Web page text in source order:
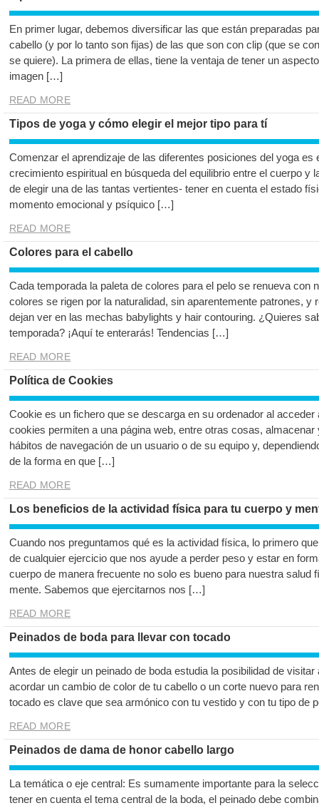
En primer lugar, debemos diversificar las que están preparadas
cabello (y por lo tanto son fijas) de las que son con clip (que se
se quiere). La primera de ellas, tiene la ventaja de tener un
imagen […]
READ MORE
Tipos de yoga y cómo elegir el mejor tipo para tí
Comenzar el aprendizaje de las diferentes posiciones del yoga es
crecimiento espiritual en búsqueda del equilibrio entre el cuerpo y
de elegir una de las tantas vertientes- tener en cuenta el estado
momento emocional y psíquico […]
READ MORE
Colores para el cabello
Cada temporada la paleta de colores para el pelo se renueva con
colores se rigen por la naturalidad, sin aparentemente patrones, y
dejan ver en las mechas babylights y hair contouring. ¿Quieres
temporada? ¡Aquí te enterarás! Tendencias […]
READ MORE
Política de Cookies
Cookie es un fichero que se descarga en su ordenador al
cookies permiten a una página web, entre otras cosas,
hábitos de navegación de un usuario o de su equipo y,
de la forma en que […]
READ MORE
Los beneficios de la actividad física para tu cuerpo y
Cuando nos preguntamos qué es la actividad física, lo primero
de cualquier ejercicio que nos ayude a perder peso y estar en
cuerpo de manera frecuente no solo es bueno para nuestra salud
mente. Sabemos que ejercitarnos nos […]
READ MORE
Peinados de boda para llevar con tocado
Antes de elegir un peinado de boda estudia la posibilidad de
acordar un cambio de color de tu cabello o un corte nuevo para
tocado es clave que sea armónico con tu vestido y con tu tipo de
READ MORE
Peinados de dama de honor cabello largo
La temática o eje central: Es sumamente importante para la
tener en cuenta el tema central de la boda, el peinado debe